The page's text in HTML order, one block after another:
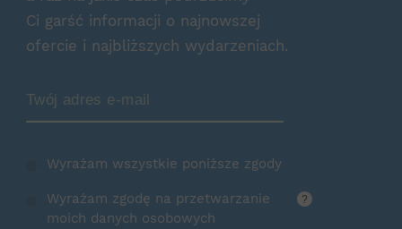
Ci garść informacji o najnowszej
ofercie i najbliższych wydarzeniach.
Wyrażam wszystkie poniższe zgody
Wyrażam zgodę na przetwarzanie
moich danych osobowych
?